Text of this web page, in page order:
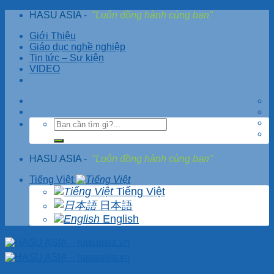
Skip
content
HASU ASIA - "Luôn đồng hành cùng bạn"
Giới Thiệu
Giáo dục nghề nghiệp
Tin tức – Sự kiện
VIDEO
HASU ASIA - "Luôn đồng hành cùng bạn"
Tiếng Việt
Tiếng Việt
日本語
English